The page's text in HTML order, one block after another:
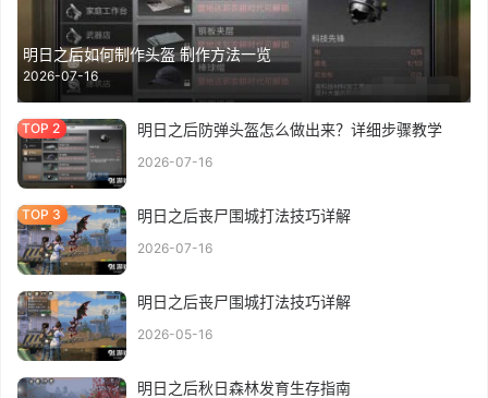
明日之后如何制作头盔 制作方法一览
2026-07-16
明日之后防弹头盔怎么做出来？详细步骤教学
2026-07-16
明日之后丧尸围城打法技巧详解
2026-07-16
明日之后丧尸围城打法技巧详解
2026-05-16
明日之后秋日森林发育生存指南